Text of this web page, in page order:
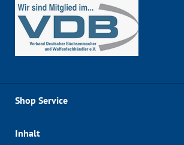
Shop Service
Inhalt